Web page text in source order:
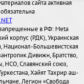
сайта активная
в РФ: Meta
корпус (РДК), Украинская
Национал-Большевистская
Дивижн, Братство,
НСО, Славянский союз,
Хайят Тахрир аш-
Легион «Свобода